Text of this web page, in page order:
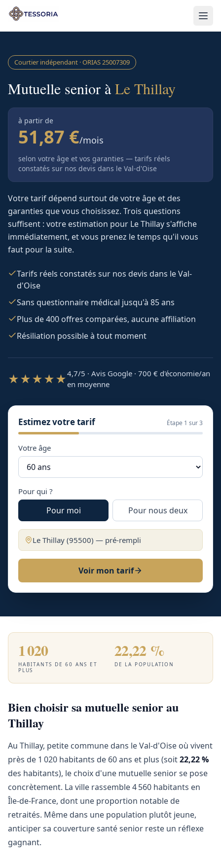
Aller au contenu principal
Courtier indépendant · ORIAS25007309
Mutuelle senior àLe Thillay
à partir de
51,87 €/mois
selon votre âge et vos garanties — tarifs réels
constatés sur nos devis dans le Val-d'Oise
Votre tarif dépend surtout de votre âge et des
garanties que vous choisissez. Trois questions
suffisent : votre estimation pour Le Thillays'affiche
immédiatement, et vous prenez le temps qu'il vous
faut pour la suite.
Tarifs réels constatés sur nos devis dans le Val-
d'Oise
Sans questionnaire médical jusqu'à 85 ans
Plus de 400 offres comparées, aucune affiliation
Résiliation possible à tout moment
★★★★★4,7/5 · Avis Google · 700 € d'économie/an
en moyenne
Estimez votre tarif Étape 1 sur 3
Votre âge
Pour qui ?
Pour moi Pour nous deux
Le Thillay (95500) — pré-rempli
Voir mon tarif
1 020
HABITANTS DE 60 ANS ET
PLUS
22,22 %
DE LA POPULATION
Bien choisir sa mutuelle senior au
Thillay
Au Thillay, petite commune dans le Val-d'Oise où vivent
près de 1 020 habitants de 60 ans et plus (soit22,22 %
des habitants), le choix d'une mutuelle senior se pose
concrètement. La ville rassemble 4 560 habitants en
Île-de-France, dont une proportion notable de
retraités. Même dans une population plutôt jeune,
anticiper sa couverture santé senior reste un réflexe
gagnant.